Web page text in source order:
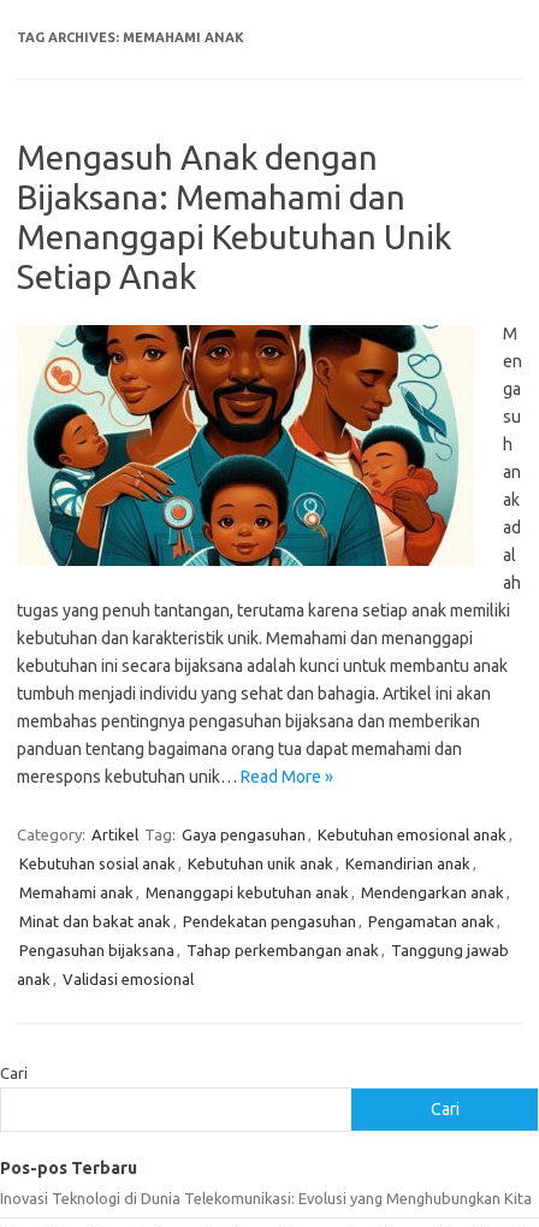
TAG ARCHIVES: MEMAHAMI ANAK
Mengasuh Anak dengan
Bijaksana: Memahami dan
Menanggapi Kebutuhan Unik
Setiap Anak
M
en
ga
su
h
an
ak
ad
al
ah
tugas yang penuh tantangan, terutama karena setiap anak memiliki
kebutuhan dan karakteristik unik. Memahami dan menanggapi
kebutuhan ini secara bijaksana adalah kunci untuk membantu anak
tumbuh menjadi individu yang sehat dan bahagia. Artikel ini akan
membahas pentingnya pengasuhan bijaksana dan memberikan
panduan tentang bagaimana orang tua dapat memahami dan
merespons kebutuhan unik… Read More »
Category: Artikel Tag: Gaya pengasuhan , Kebutuhan emosional anak ,
Kebutuhan sosial anak , Kebutuhan unik anak , Kemandirian anak ,
Memahami anak , Menanggapi kebutuhan anak , Mendengarkan anak ,
Minat dan bakat anak , Pendekatan pengasuhan , Pengamatan anak ,
Pengasuhan bijaksana , Tahap perkembangan anak , Tanggung jawab
anak , Validasi emosional
Cari
Cari
Pos-pos Terbaru
Inovasi Teknologi di Dunia Telekomunikasi: Evolusi yang Menghubungkan Kita